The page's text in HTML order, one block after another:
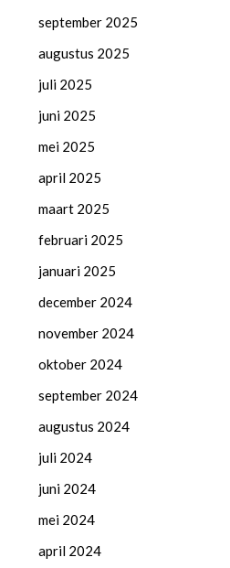
september 2025
augustus 2025
juli 2025
juni 2025
mei 2025
april 2025
maart 2025
februari 2025
januari 2025
december 2024
november 2024
oktober 2024
september 2024
augustus 2024
juli 2024
juni 2024
mei 2024
april 2024